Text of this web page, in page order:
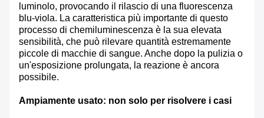
luminolo, provocando il rilascio di una fluorescenza
blu-viola. La caratteristica più importante di questo
processo di chemiluminescenza è la sua elevata
sensibilità, che può rilevare quantità estremamente
piccole di macchie di sangue. Anche dopo la pulizia o
un'esposizione prolungata, la reazione è ancora
possibile.
Ampiamente usato: non solo per risolvere i casi